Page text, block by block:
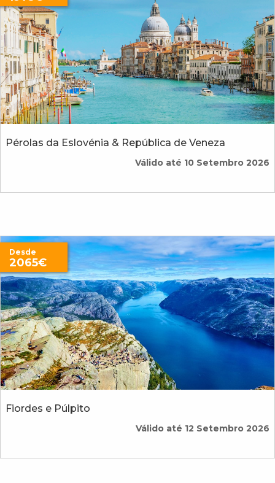
Pérolas da Eslovénia & República de Veneza
Válido até 10 Setembro 2026
Fiordes e Púlpito
Desde
2065€
Válido até 12 Setembro 2026